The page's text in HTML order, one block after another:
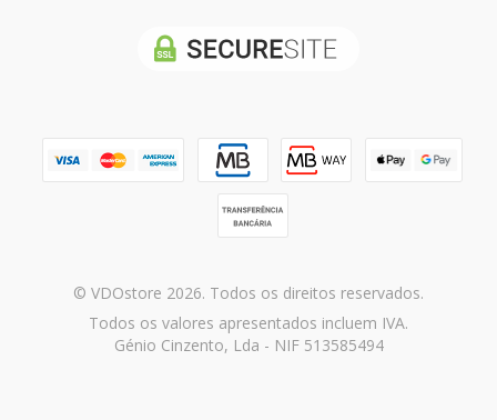
© VDOstore 2026. Todos os direitos reservados.
Todos os valores apresentados incluem IVA.
Génio Cinzento, Lda - NIF 513585494